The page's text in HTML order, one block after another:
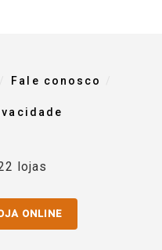
Fale conosco
lojas
ONLINE